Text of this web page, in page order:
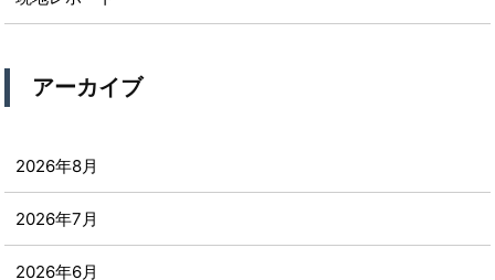
アーカイブ
2026年8月
2026年7月
2026年6月